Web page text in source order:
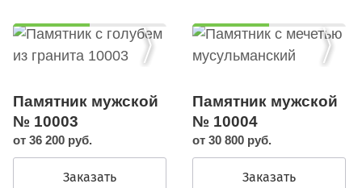
Памятник мужской
№ 10003
от 36 200 руб.
Заказать
Памятник мужской
№ 10004
от 30 800 руб.
Заказать